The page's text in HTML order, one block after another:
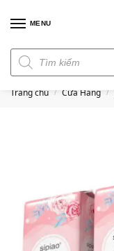
MENU
Trang chủ / Cửa Hàng /